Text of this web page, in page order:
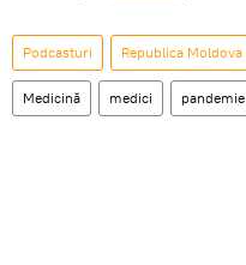
Podcasturi Republica Moldova
Medicină medici pandemie